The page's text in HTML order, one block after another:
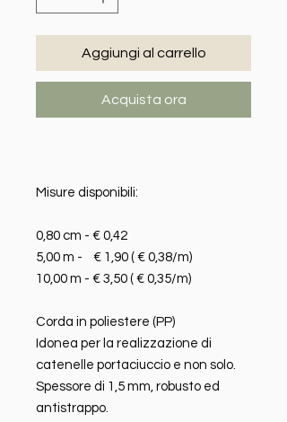
Aggiungi al carrello
Acquista ora
Misure disponibili:
0,80 cm - € 0,42
5,00 m - € 1,90 ( € 0,38/m)
10,00 m - € 3,50 ( € 0,35/m)
Corda in poliestere (PP)
Idonea per la realizzazione di
catenelle portaciuccio e non solo.
Spessore di 1,5 mm, robusto ed
antistrappo.